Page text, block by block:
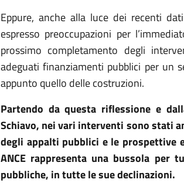
Eppure, anche alla luce dei recenti
espresso preoccupazioni per
prossimo completamento degli
adeguati finanziamenti pubblici per un
appunto quello delle costruzioni.
Partendo da questa riflessione e
Schiavo, nei vari interventi sono stati
degli appalti pubblici e le prospettive
ANCE rappresenta una bussola per
pubbliche, in tutte le sue declinazioni.